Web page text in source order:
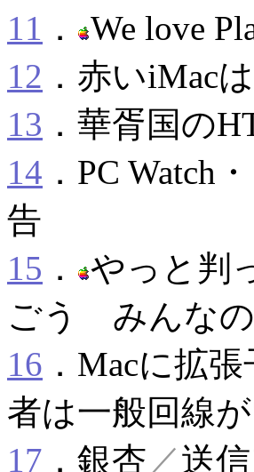
11 ．
We love
12 ．赤いiMac
13 ．華胥国の
14 ．PC Watch
告
15 ．
やっと判
ごう みんな
16 ．Macに拡
者は一般回線
17 ．銀杏 ／送